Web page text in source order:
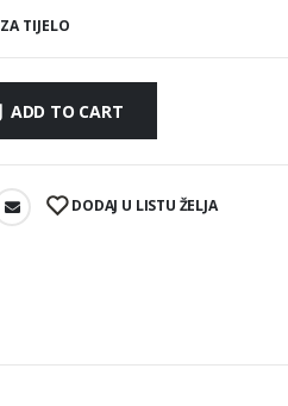
ZA TIJELO
ADD TO CART
DODAJ U LISTU ŽELJA